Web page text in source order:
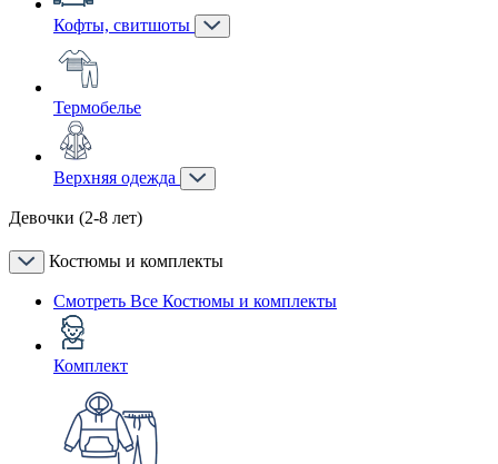
Кофты, свитшоты
Термобелье
Верхняя одежда
Девочки (2-8 лет)
Костюмы и комплекты
Смотреть Все Костюмы и комплекты
Комплект